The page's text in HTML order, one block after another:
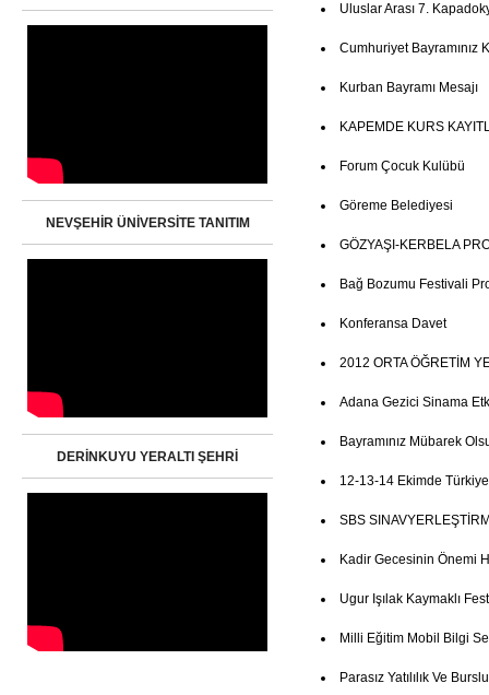
NEVŞEHİR ÜNİVERSİTE TANITIM
DERİNKUYU YERALTI ŞEHRİ
Uluslar Arası 7.
Cumhuriyet Bayramınız
Kurban Bayramı Mesajı
KAPEMDE KURS
Forum Çocuk Kulübü
Göreme Belediyesi
GÖZYAŞI-KERBELA
Bağ Bozumu Festivali
Konferansa Davet
2012 ORTA ÖĞRETİM
Adana Gezici Sinama
Bayramınız Mübarek
12-13-14 Ekimde
SBS
Kadir Gecesinin Önemi
Ugur Işılak Kaymaklı
Milli Eğitim Mobil Bilgi
Parasız Yatılılık Ve